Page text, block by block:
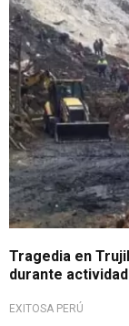
Tragedia en
durante
EXITOSA PERÚ